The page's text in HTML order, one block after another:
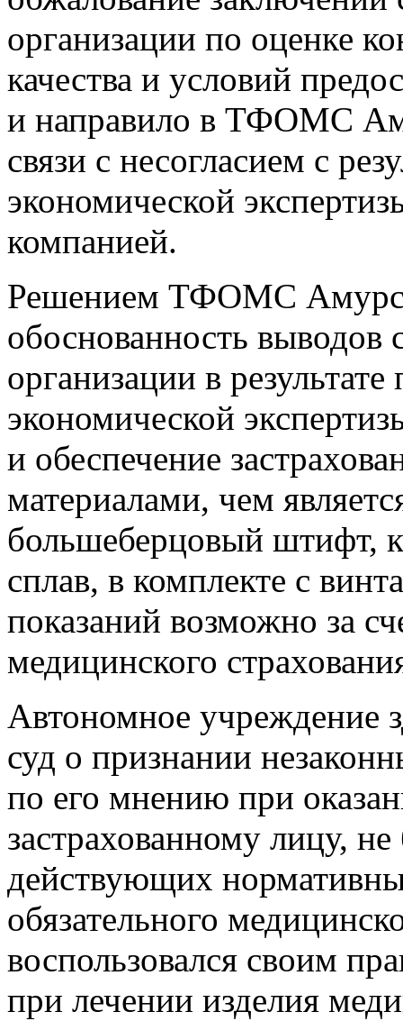
организации по оценке
качества и условий
и направило в ТФОМС
связи с несогласием с
экономической
компанией.
Решением ТФОМС
обоснованность выводов
организации в
экономической
и обеспечение
материалами, чем
большеберцовый штифт,
сплав, в комплекте с
показаний возможно за
медицинского
Автономное учреждение
суд о признании
по его мнению при
застрахованному лицу,
действующих
обязательного
воспользовался своим
при лечении изделия